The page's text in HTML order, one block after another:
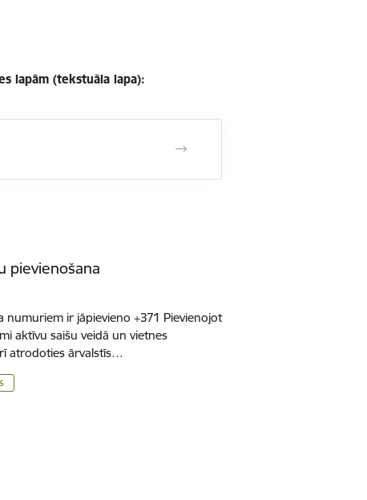
lapām (tekstuāla lapa):
pievienošana
ir jāpievieno +371 Pievienojot
aktīvu saišu veidā un vietnes
atrodoties ārvalstīs…